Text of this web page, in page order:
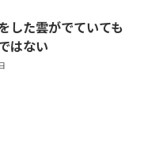
した雲がでていても
はない